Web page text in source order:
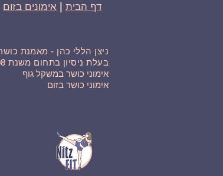
דף הבית אימונים בזום
ניצן הללי כהן - מאמנת
בעלת ניסיון בתחום משנת 2008
אימוני כושר במשקל גוף
אימוני כושר בזום